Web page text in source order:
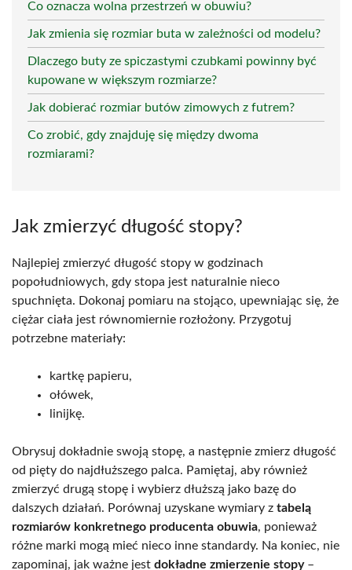
Co oznacza wolna przestrzeń w obuwiu?
Jak zmienia się rozmiar buta w zależności od modelu?
Dlaczego buty ze spiczastymi czubkami powinny być
kupowane w większym rozmiarze?
Jak dobierać rozmiar butów zimowych z futrem?
Co zrobić, gdy znajduję się między dwoma
rozmiarami?
Jak zmierzyć długość stopy?
Najlepiej zmierzyć długość stopy w godzinach
popołudniowych, gdy stopa jest naturalnie nieco
spuchnięta. Dokonaj pomiaru na stojąco, upewniając się, że
ciężar ciała jest równomiernie rozłożony. Przygotuj
potrzebne materiały:
kartkę papieru,
ołówek,
linijkę.
Obrysuj dokładnie swoją stopę, a następnie zmierz długość
od pięty do najdłuższego palca. Pamiętaj, aby również
zmierzyć drugą stopę i wybierz dłuższą jako bazę do
dalszych działań. Porównaj uzyskane wymiary z tabelą
rozmiarów konkretnego producenta obuwia, ponieważ
różne marki mogą mieć nieco inne standardy. Na koniec, nie
zapominaj, jak ważne jest dokładne zmierzenie stopy–